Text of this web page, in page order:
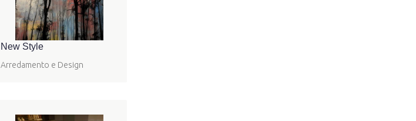
New Style
Arredamento e Design